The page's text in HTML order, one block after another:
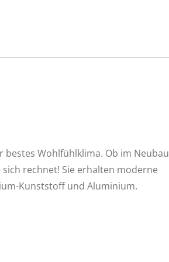
Wohlfühlklima. Ob im Neubau
rechnet! Sie erhalten moderne
Kunststoff und Aluminium.